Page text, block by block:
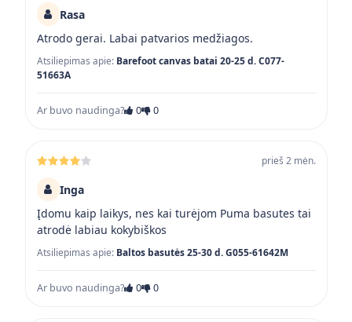
Rasa
Atrodo gerai. Labai patvarios medžiagos.
Atsiliepimas apie: Barefoot canvas batai 20-25 d. C077-
51663A
Ar buvo naudinga? 0 0
prieš 2 mėn.
Inga
Įdomu kaip laikys, nes kai turėjom Puma basutes tai
atrodė labiau kokybiškos
Atsiliepimas apie: Baltos basutės 25-30 d. G055-61642M
Ar buvo naudinga? 0 0